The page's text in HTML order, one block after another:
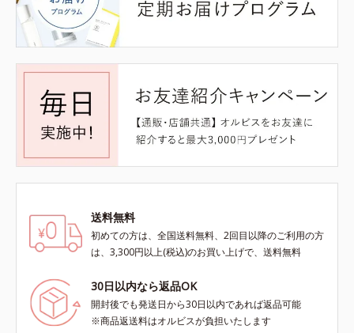
送料無料
初めての方は、全国送料無料、2回目以降のご利用の方
は、3,300円以上(税込)のお買い上げで、送料無料
30日以内なら返品OK
開封後でも発送日から30日以内であれば返品可能
※商品返送料はオルビスが負担いたします